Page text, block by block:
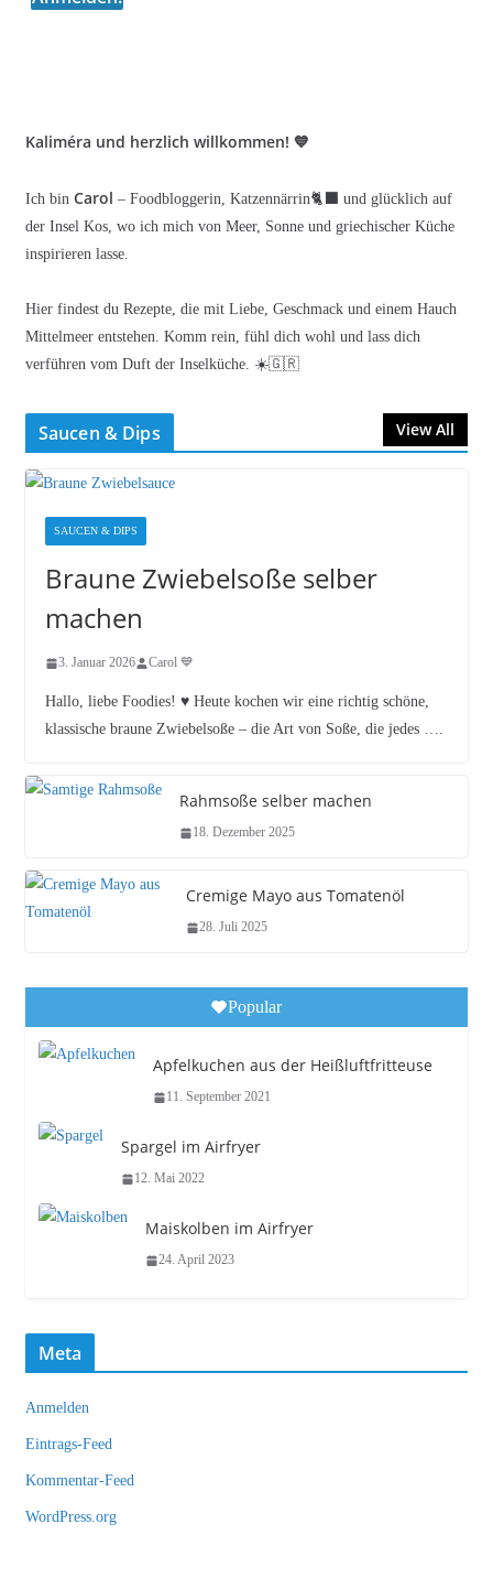
Kaliméra und herzlich willkommen! 💙
Ich bin Carol – Foodbloggerin, Katzennärrin🐈‍⬛ und glücklich auf
der Insel Kos, wo ich mich von Meer, Sonne und griechischer Küche
inspirieren lasse.
Hier findest du Rezepte, die mit Liebe, Geschmack und einem Hauch
Mittelmeer entstehen. Komm rein, fühl dich wohl und lass dich
verführen vom Duft der Inselküche. ☀️🇬🇷
Saucen & Dips View All
SAUCEN & DIPS
Braune Zwiebelsoße selber
machen
3. Januar 2026 Carol 💙
Hallo, liebe Foodies! ♥︎ Heute kochen wir eine richtig schöne,
klassische braune Zwiebelsoße – die Art von Soße, die jedes ….
Rahmsoße selber machen
18. Dezember 2025
Cremige Mayo aus Tomatenöl
28. Juli 2025
Popular
Apfelkuchen aus der Heißluftfritteuse
11. September 2021
Spargel im Airfryer
12. Mai 2022
Maiskolben im Airfryer
24. April 2023
Meta
Anmelden
Eintrags-Feed
Kommentar-Feed
WordPress.org